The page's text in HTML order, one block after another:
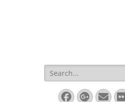
Search
for:
Facebook